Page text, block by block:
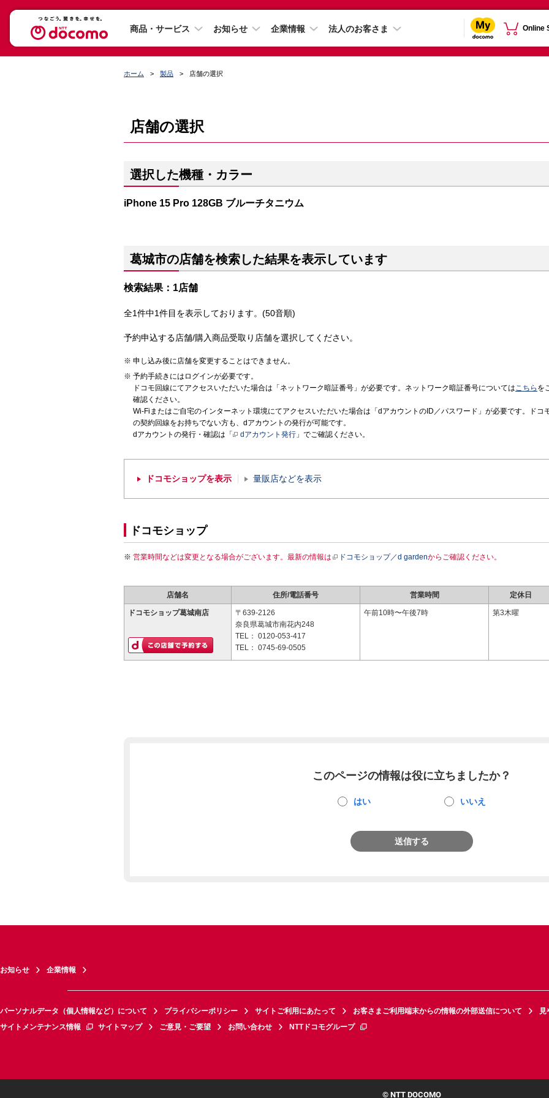
商品・サービス お知らせ 企業情報 法人のお客さま Online
ホーム 製品 店舗の選択
店舗の選択
選択した機種・カラー
iPhone 15 Pro 128GB ブルーチタニウム
葛城市の店舗を検索した結果を表示しています
検索結果：1店舗
全1件中1件目を表示しております。(50音順)
予約申込する店舗/購入商品受取り店舗を選択してください。
申し込み後に店舗を変更することはできません。
予約手続きにはログインが必要です。
ドコモ回線にてアクセスいただいた場合は「ネットワーク暗証番号」が必要です。ネットワーク暗証番号についてはこちら を
確認ください。
Wi-Fiまたはご自宅のインターネット環境にてアクセスいただいた場合は「dアカウントのID／パスワード」が必要です。ドコ
の契約回線をお持ちでない方も、dアカウントの発行が可能です。
dアカウントの発行・確認は「
dアカウント発行 」でご確認ください。
ドコモショップを表示 量販店などを表示
ドコモショップ
営業時間などは変更となる場合がございます。最新の情報は ドコモショップ／d gardenからご確認ください。
店舗名 住所/電話番号 営業時間 定休日
ドコモショップ葛城南店
〒639-2126
奈良県葛城市南花内248
TEL： 0120-053-417
TEL： 0745-69-0505
午前10時〜午後7時 第3木曜
このページの情報は役に立ちましたか？
はい いいえ
送信する
お知らせ 企業情報
パーソナルデータ（個人情報など）について プライバシーポリシー サイトご利用にあたって お客さまご利用端末からの情報の外部送信について
見
サイトメンテナンス情報
サイトマップ ご意見・ご要望 お問い合わせ NTTドコモグループ
© NTT DOCOMO